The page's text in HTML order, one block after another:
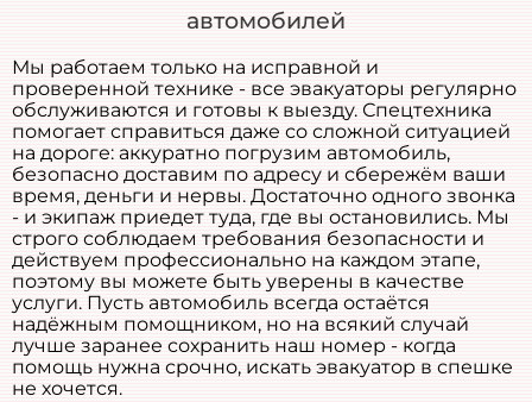
автомобилей
Мы работаем только на исправной и
проверенной технике - все эвакуаторы регулярно
обслуживаются и готовы к выезду. Спецтехника
помогает справиться даже со сложной ситуацией
на дороге: аккуратно погрузим автомобиль,
безопасно доставим по адресу и сбережём ваши
время, деньги и нервы. Достаточно одного звонка
- и экипаж приедет туда, где вы остановились. Мы
строго соблюдаем требования безопасности и
действуем профессионально на каждом этапе,
поэтому вы можете быть уверены в качестве
услуги. Пусть автомобиль всегда остаётся
надёжным помощником, но на всякий случай
лучше заранее сохранить наш номер - когда
помощь нужна срочно, искать эвакуатор в спешке
не хочется.